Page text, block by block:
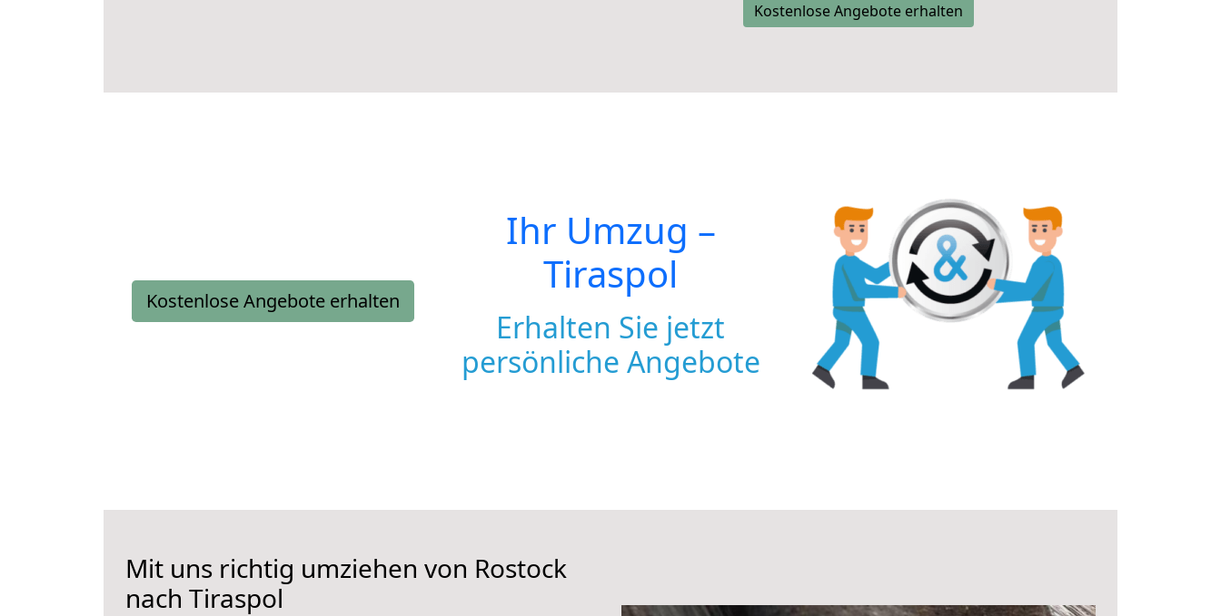
Kostenlose Angebote erhalten
Kostenlose Angebote erhalten
Ihr Umzug –
Tiraspol
Erhalten Sie jetzt
persönliche Angebote
Mit uns richtig umziehen von Rostock
nach Tiraspol